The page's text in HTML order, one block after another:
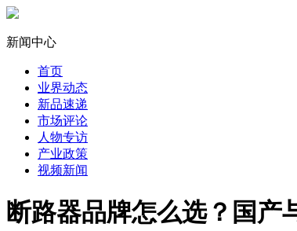
新闻中心
首页
业界动态
新品速递
市场评论
人物专访
产业政策
视频新闻
断路器品牌怎么选？国产